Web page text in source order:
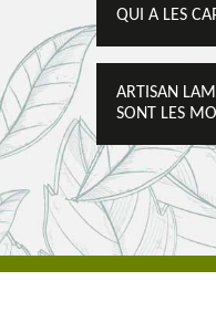
QUI A LES
ARTISAN
SONT LES